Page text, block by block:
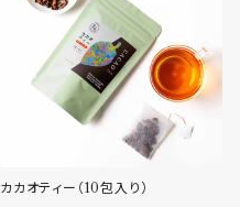
カカオティー（10包入り）